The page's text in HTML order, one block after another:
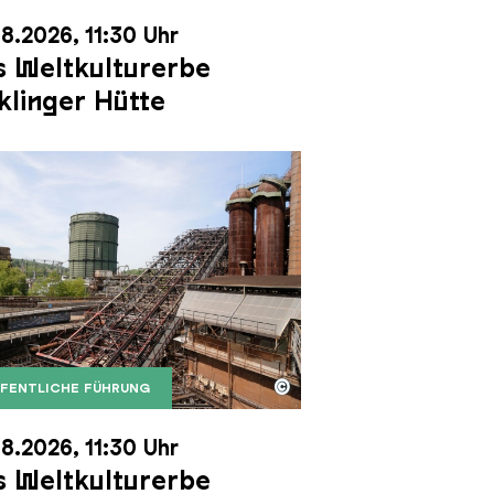
11:30 Uhr
Weltkulturerbe
Hütte
Gasometer im Hintergrund
Heinrich Veith
FÜHRUNG
der Völklinger Hütte mit dem
Weltkulturerbe Völklinger Hütte | Karl
©
11:30 Uhr
Weltkulturerbe